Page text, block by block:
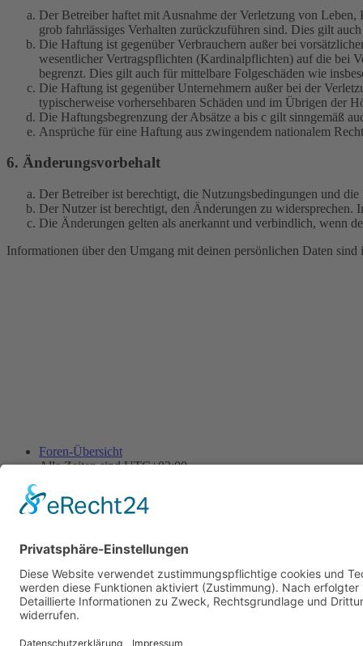
Der Betreiber haftet mit Ausnahme der Verletzung von
grob fahrlässiges Verhalten zurückzuführen sind. Dies gilt
Die Haftung ist gegenüber Verbrauchern außer bei
wesentlicher Vertragspflichten (Kardinalpflichten) auf die bei
begrenzt. Dies gilt auch für mittelbare Folgeschäden wie
Die Haftung ist gegenüber Unternehmern außer bei der
typischerweise vorhersehbaren Schäden und im Übrigen der
Die Haftungsbegrenzung der Absätze a bis c gilt sinngemäß
Ansprüche für eine Haftung aus zwingendem nationalem
6. Änderungsvorbehalt
Der Betreiber ist berechtigt, die Nutzungsbedingungen und
Der Nutzer ist berechtigt, den Änderungen zu widersprechen.
Die Änderungen gelten als anerkannt und verbindlich, wenn
Informationen über den Umgang mit deinen persönlichen Daten sind
Foren-Übersicht
Alle Zeiten sindUTC+02:00
Powered byphpBB® Forum Software © phpBB Limited
Datenschutz |Nutzungsbedingungen
Time: 0.025s| Peak Memory Usage: 10.09 MiB | GZIP: Off